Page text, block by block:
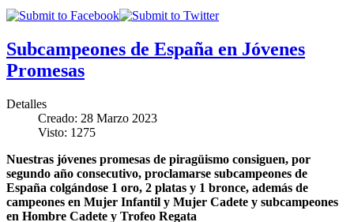
Subcampeones de España en Jóvenes
Promesas
Detalles
Creado: 28 Marzo 2023
Visto: 1275
Nuestras jóvenes promesas de piragüismo consiguen, por
segundo año consecutivo, proclamarse subcampeones de
España colgándose 1 oro, 2 platas y 1 bronce, además de
campeones en Mujer Infantil y Mujer Cadete y subcampeones
en Hombre Cadete y Trofeo Regata